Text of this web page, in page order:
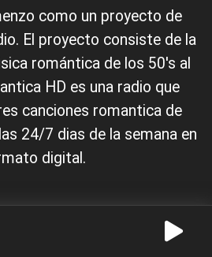
como un proyecto de
El proyecto consiste de la
romántica de los 50's al
HD es una radio que
canciones romantica de
24/7 dias de la semana en
digital.